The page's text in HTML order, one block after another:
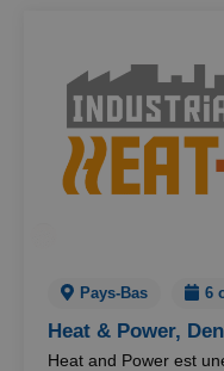
Pays-Bas 6
Heat & Power,
Heat and Power est